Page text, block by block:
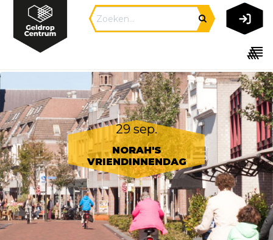
29 sep.
NORAH'S
VRIENDINNENDAG